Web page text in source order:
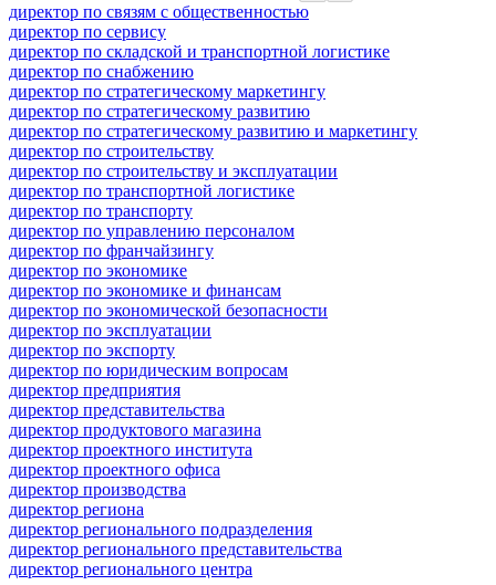
директор по связям с общественностью
директор по сервису
директор по складской и транспортной логистике
директор по снабжению
директор по стратегическому маркетингу
директор по стратегическому развитию
директор по стратегическому развитию и маркетингу
директор по строительству
директор по строительству и эксплуатации
директор по транспортной логистике
директор по транспорту
директор по управлению персоналом
директор по франчайзингу
директор по экономике
директор по экономике и финансам
директор по экономической безопасности
директор по эксплуатации
директор по экспорту
директор по юридическим вопросам
директор предприятия
директор представительства
директор продуктового магазина
директор проектного института
директор проектного офиса
директор производства
директор региона
директор регионального подразделения
директор регионального представительства
директор регионального центра